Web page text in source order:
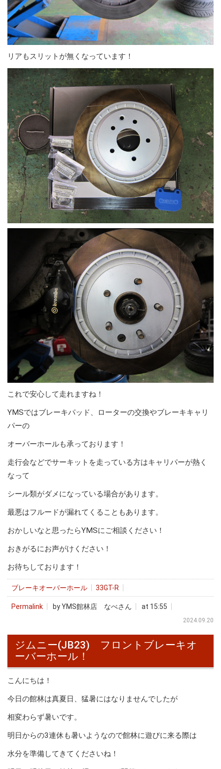
リアもスリットが無くなっています！
これで安心して走れますね！
YMSではブレーキパッド、ローターの交換やブレーキキャリ
パーの
オーバーホールも承っております！
走行会などでサーキットを走っている方はキャリパーが熱く
なって
シール類がダメになっている場合があります。
最悪はフルードが漏れてくることもあります。
おかしいなと思ったらYMSにご相談ください！
おきがるにお声がけください！
お待ちしております！
ブレーキオーバーホール 33GT-R
Permalink by YMS館林店 なべさん at 15:55
2024.09.20
ジムニー(JB23) フロントブレーキオ
ーバーホール！
こんにちは！
今日の館林は真夏日、猛暑にはなりませんでしたが
相変わらず暑いです。
明日からの3連休も暑いようなので館林に遊びに来る際は
水分を準備してきてくださいね！